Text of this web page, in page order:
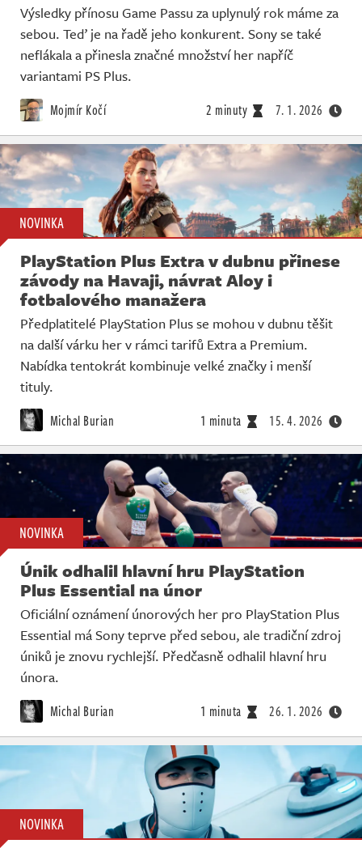
Výsledky přínosu Game Passu za uplynulý rok máme za
sebou. Teď je na řadě jeho konkurent. Sony se také
neflákala a přinesla značné množství her napříč
variantami PS Plus.
Mojmír Kočí 2 minuty 7. 1. 2026
NOVINKA
PlayStation Plus Extra v dubnu přinese
závody na Havaji, návrat Aloy i
fotbalového manažera
Předplatitelé PlayStation Plus se mohou v dubnu těšit
na další várku her v rámci tarifů Extra a Premium.
Nabídka tentokrát kombinuje velké značky i menší
tituly.
Michal Burian 1 minuta 15. 4. 2026
NOVINKA
Únik odhalil hlavní hru PlayStation
Plus Essential na únor
Oficiální oznámení únorových her pro PlayStation Plus
Essential má Sony teprve před sebou, ale tradiční zdroj
úniků je znovu rychlejší. Předčasně odhalil hlavní hru
února.
Michal Burian 1 minuta 26. 1. 2026
NOVINKA